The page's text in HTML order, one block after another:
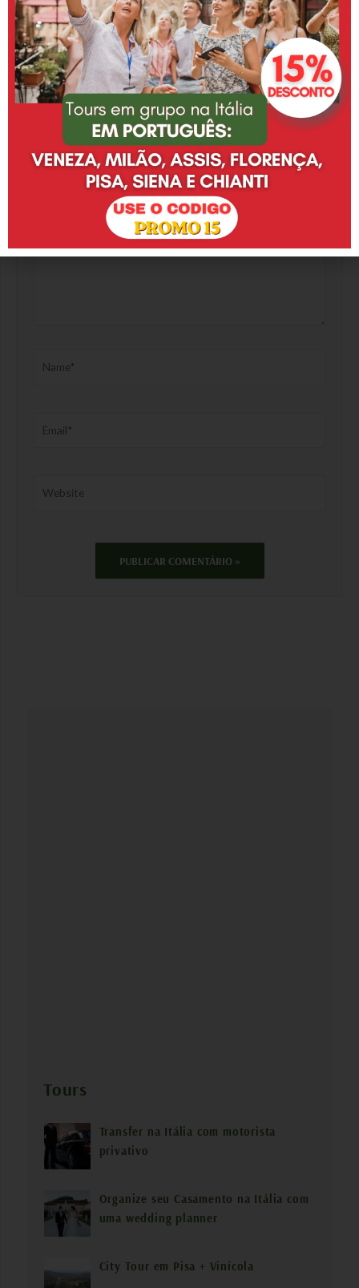
DEIXE UM COMENTÁRIO
O seu endereço de e-mail não será publicado.
Campos
obrigatórios são marcados com
Tours
Transfer na Itália com motorista
privativo
Organize seu Casamento na Itália com
uma wedding planner
City Tour em Pisa + Vinícola